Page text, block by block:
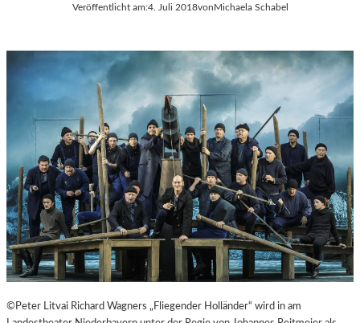
Veröffentlicht am:4. Juli 2018vonMichaela Schabel
©Peter Litvai Richard Wagners „Fliegender Holländer“ wird in am